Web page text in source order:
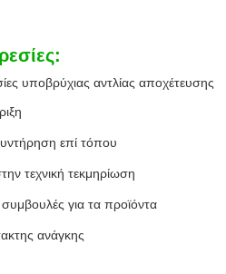
υποβρύχιας αντλίας αποχέτευσης
επί τόπου
τεχνική τεκμηρίωση
συμβουλές για τα προϊόντα
ανάγκης